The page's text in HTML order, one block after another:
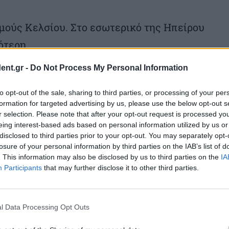
- Do Not Process My Personal Information
opt-out of the sale, sharing to third parties, or processing of your
for targeted advertising by us, please use the below opt-out
selection. Please note that after your opt-out request is processed
interest-based ads based on personal information utilized by us
to third parties prior to your opt-out. You may separately
of your personal information by third parties on the IAB’s list of
This information may also be disclosed by us to third parties on the
Participants that may further disclose it to other third parties.
Data Processing Opt Outs
Κελσίου. Στο εσωτερικό της Ηπείρου
ΕΥΒΟΙΑ, ΑΝΑΤΟΛΙΚΗ ΠΕΛΟΠΟΝΝΗΣΟΣ
με 5 και από το απόγευμα δυτικοί
Κελσίου.